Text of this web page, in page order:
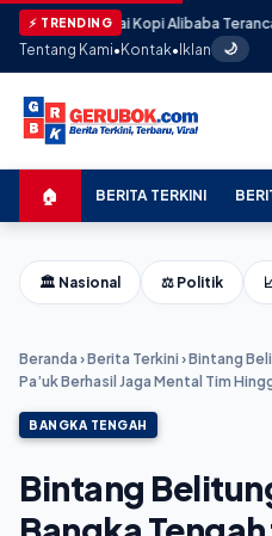
⚡ TRENDING
Kedai Kopi Alibaba Terancam
Tentang Kami•Kontak•Iklan 🌙
🏠 BERITA TERKINI
🏛️ Nasional ⚖️ Politik
Beranda ›Berita Terkini ›Bintang
Pa’uk Berhasil Jaga Mental Tim
BANGKA TENGAH
Bintang